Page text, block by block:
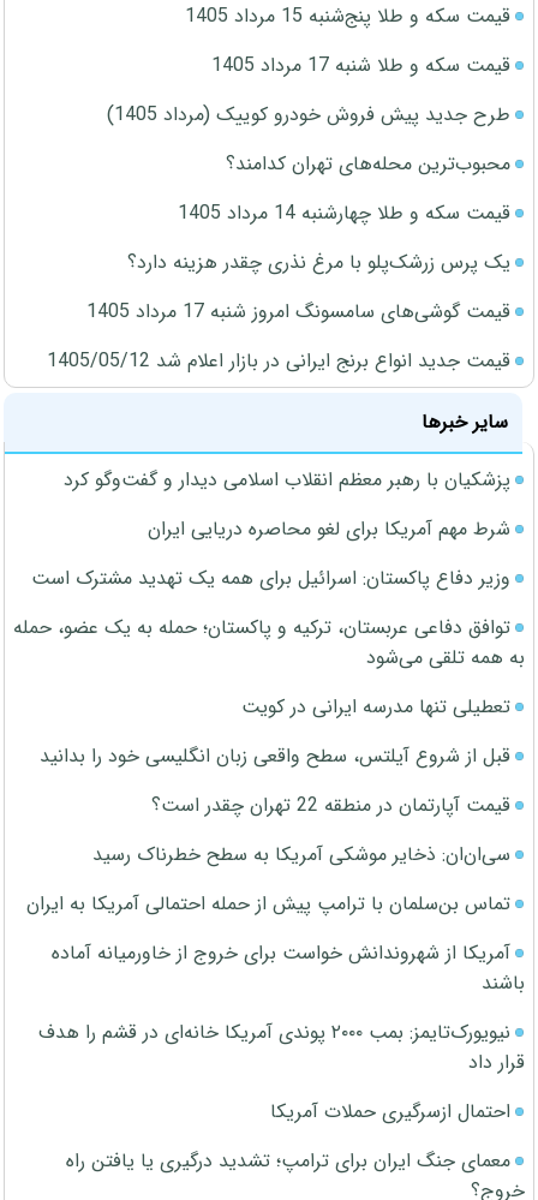
قیمت سکه و طلا پنج‌شنبه 15 مرداد 1405
قیمت سکه و طلا شنبه 17 مرداد 1405
طرح جدید پیش فروش خودرو کوییک (مرداد 1405)
محبوب‌ترین محله‌های تهران کدامند؟
قیمت سکه و طلا چهارشنبه 14 مرداد 1405
یک پرس زرشک‌پلو با مرغ نذری چقدر هزینه دارد؟
قیمت گوشی‌های سامسونگ امروز شنبه 17 مرداد 1405
قیمت جدید انواع برنج ایرانی در بازار اعلام شد 1405/05/12
سایر خبرها
پزشکیان با رهبر معظم انقلاب اسلامی دیدار و گفت‌وگو کرد
شرط مهم آمریکا برای لغو محاصره دریایی ایران
وزیر دفاع پاکستان: اسرائیل برای همه یک تهدید مشترک است
توافق دفاعی عربستان، ترکیه و پاکستان؛ حمله به یک عضو، حمله
به همه تلقی می‌شود
تعطیلی تنها مدرسه ایرانی در کویت
قبل از شروع آیلتس، سطح واقعی زبان انگلیسی خود را بدانید
قیمت آپارتمان در منطقه 22 تهران چقدر است؟
سی‌ان‌ان: ذخایر موشکی آمریکا به سطح خطرناک رسید
تماس بن‌سلمان با ترامپ پیش از حمله احتمالی آمریکا به ایران
آمریکا از شهروندانش خواست برای خروج از خاورمیانه آماده
باشند
نیویورک‌تایمز: بمب ۲۰۰۰ پوندی آمریکا خانه‌ای در قشم را هدف
قرار داد
احتمال ازسرگیری حملات آمریکا
معمای جنگ ایران برای ترامپ؛ تشدید درگیری یا یافتن راه
خروج؟